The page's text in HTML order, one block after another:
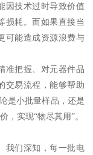
因技术过时导致价值
损耗。而如果直接当
可能造成资源浪费与
准把握、对元器件品
交易流程，能够帮助
是小批量样品，还是
，实现“物尽其用”。
我们深知，每一批电